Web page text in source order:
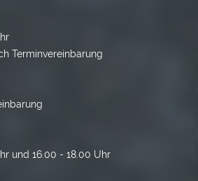
Terminvereinbarung
und 16.00 - 18.00 Uhr